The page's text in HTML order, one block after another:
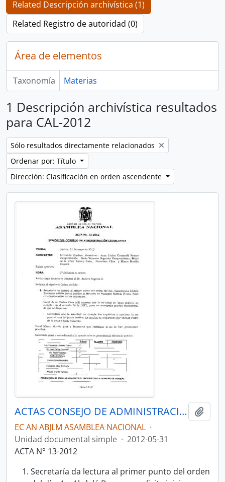
Related Descripción archivística (1)
Related Registro de autoridad (0)
Área de elementos
Taxonomía Materias
1 Descripción archivística resultados
para CAL-2012
Remove filter:
Sólo resultados directamente relacionados
Ordenar por: Título
Dirección: Clasificación en orden ascendente
ACTAS CONSEJO DE ADMINISTRACIÓN LEGISLATIVA CAL-2011-2013
EC AN ABJLM ASAMBLEA NACIONAL ·
Unidad documental simple · 2012-05-31
ACTA N° 13-2012
Secretaría da lectura al primer punto del orden